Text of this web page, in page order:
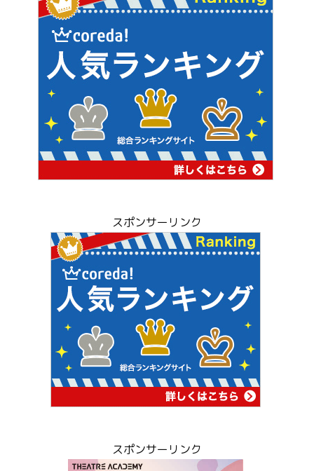
スポンサーリンク
スポンサーリンク